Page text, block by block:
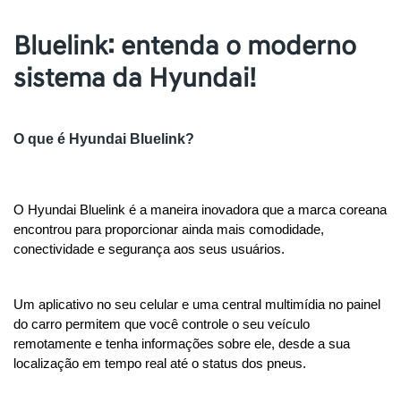
Bluelink: entenda o moderno
sistema da Hyundai!
O que é Hyundai Bluelink?
O Hyundai Bluelink é a maneira inovadora que a marca coreana
encontrou para proporcionar ainda mais comodidade,
conectividade e segurança aos seus usuários.
Um aplicativo no seu celular e uma central multimídia no painel
do carro permitem que você controle o seu veículo
remotamente e tenha informações sobre ele, desde a sua
localização em tempo real até o status dos pneus.